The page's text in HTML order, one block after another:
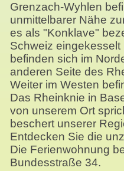
Grenzach-Wyhlen
unmittelbarer Nähe
es als "Konklave"
Schweiz
befinden sich im
anderen Seite des
Weiter im Westen
Das Rheinknie in
von unserem Ort
beschert unserer
Entdecken Sie die
Die Ferienwohnung
Bundesstraße 34.